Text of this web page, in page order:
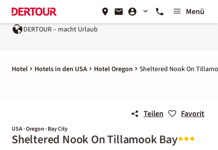
Menü
DERTOUR – macht Urlaub
Hotel Hotels in den USA Hotel Oregon Sheltered Nook On
Teilen Favorit
USA · Oregon · Bay City
Sheltered Nook On Tillamook Bay